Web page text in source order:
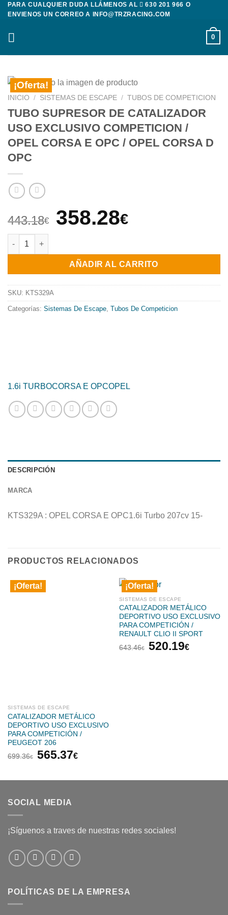
Saltar
contenido
PARA CUALQUIER DUDA LLÁMENOS AL 630 201 966 O
ENVIENOS UN CORREO A
INFO@TRZRACING.COM
0
¡Oferta!
INICIO / SISTEMAS DE ESCAPE / TUBOS DE COMPETICION
TUBO SUPRESOR DE CATALIZADOR
USO EXCLUSIVO COMPETICION /
OPEL CORSA E OPC / OPEL CORSA D
OPC
443.18€
El
original
era:
443.18€.
358.28€El
actual
es:
358.28€.
TUBO SUPRESOR DE CATALIZADOR USO EXCLUSIVO
AÑADIR AL CARRITO
SKU: KTS329A
Categorías: Sistemas De Escape Tubos De Competicion
1.6i TURBOCORSA E OPCOPEL
DESCRIPCIÓN
MARCA
KTS329A : OPEL CORSA E OPC1.6i Turbo 207cv 15-
PRODUCTOS RELACIONADOS
¡Oferta!
SISTEMAS DE ESCAPE
CATALIZADOR METÁLICO
DEPORTIVO USO EXCLUSIVO
PARA COMPETICIÓN /
PEUGEOT 206
699.36€
El
original
699.36€.
565.37€El
actual
¡Oferta!
SISTEMAS DE ESCAPE
CATALIZADOR METÁLICO
DEPORTIVO USO EXCLUSIVO
PARA COMPETICIÓN /
RENAULT CLIO II SPORT
643.46€
El
520.19€El
SOCIAL MEDIA
¡Síguenos a traves de nuestras redes sociales!
POLÍTICAS DE LA EMPRESA